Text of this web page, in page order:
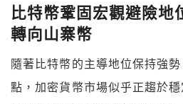
比特幣鞏固宏觀避險地
轉向山寨幣
隨著比特幣的主導地位保持強
點，加密貨幣市場似乎正趨於